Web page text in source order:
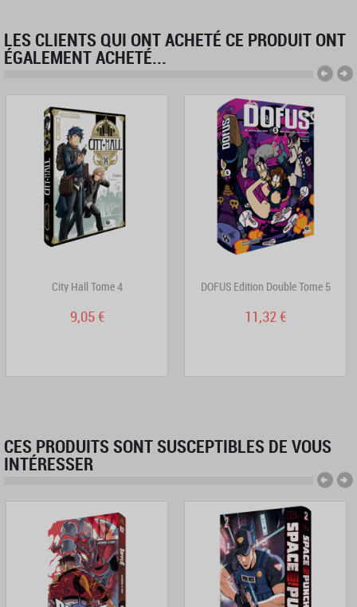
LES CLIENTS QUI ONT ACHETÉ CE PRODUIT ONT
ÉGALEMENT ACHETÉ...
City Hall Tome 4
9,05 €
DOFUS Edition Double Tome 5
11,32 €
CES PRODUITS SONT SUSCEPTIBLES DE VOUS
INTÉRESSER